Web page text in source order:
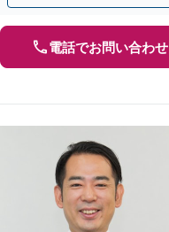
電話でお問い合わせ